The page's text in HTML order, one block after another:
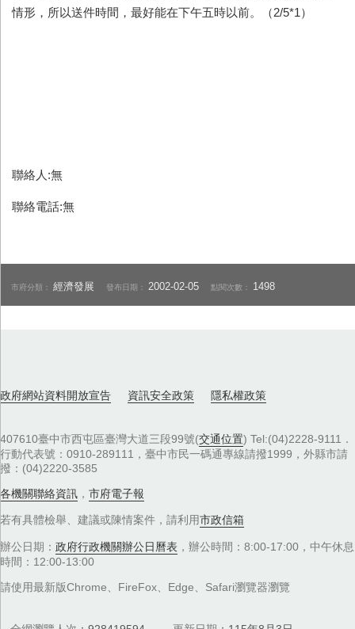
情形，所以送件時間，最好能在下午五時以前。（2/5*1）
聯絡人:無
聯絡電話:無
市府分類：經濟發展 發布日期： 2002-02-05 點閱次數： 1498
政府網站資料開放宣告 資訊安全政策 隱私權政策
407610臺中市西屯區臺灣大道三段99號(交通位置) Tel:(04)2228-9111．
行動代表號：0910-289111，臺中市民一碼通專線請撥1999，外縣市請
撥：(04)2220-3585
各機關聯絡資訊 ， 市府電子報
若有具體檢舉、建議或陳情案件，請利用市政信箱
辦公日期： 政府行政機關辦公日曆表 ，辦公時間：8:00-17:00，中午休息
時間：12:00-13:00
請使用最新版Chrome、FireFox、Edge、Safari瀏覽器瀏覽